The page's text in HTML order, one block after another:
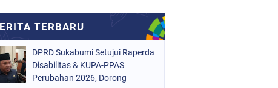
DPRD Sukabumi Setujui Raperda
Disabilitas & KUPA-PPAS
Perubahan 2026, Dorong